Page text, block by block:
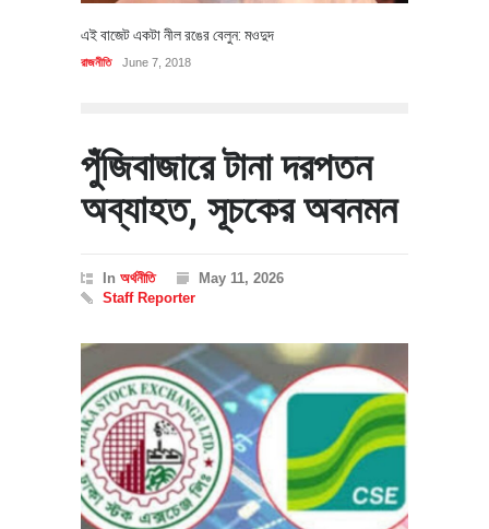
এই বাজেট একটা নীল রঙের বেলুন: মওদুদ
রাজনীতি June 7, 2018
পুঁজিবাজারে টানা দরপতন
অব্যাহত, সূচকের অবনমন
In অর্থনীতি
May 11, 2026
Staff Reporter